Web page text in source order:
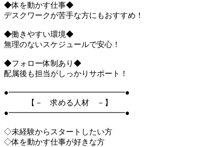
◆体を動かす仕事◆
デスクワークが苦手な方にもおすすめ！
◆働きやすい環境◆
無理のないスケジュールで安心！
◆フォロー体制あり◆
配属後も担当がしっかりサポート！
●━━━━━━━━━━━━━━━●
【－ 求める人材 －】
●━━━━━━━━━━━━━━━●
◇未経験からスタートしたい方
◇体を動かす仕事が好きな方